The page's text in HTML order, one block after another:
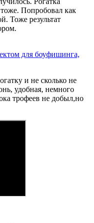
тоже. Попробовал как
Тоже результат
для боуфишинга,
и не сколько не
удобная, немного
трофеев не добыл,но